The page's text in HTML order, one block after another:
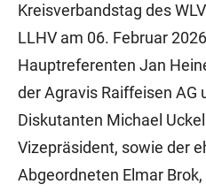
Kreisverbandstag des
LLHV am 06. Februar
Hauptreferenten Jan
der Agravis Raiffeisen AG
Diskutanten Michael
Vizepräsident, sowie der
Abgeordneten Elmar